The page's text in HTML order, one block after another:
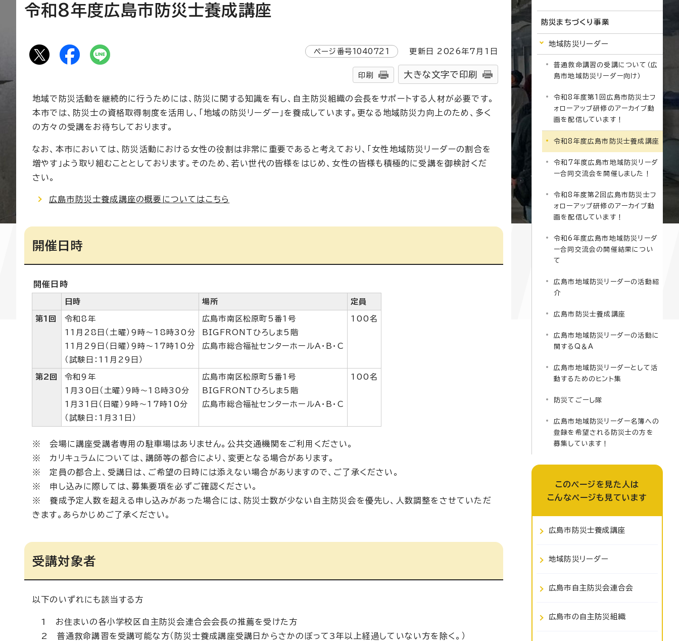
令和8年度広島市防災士養成講座
ページ番号1040721 更新日 2026年7月1日
印刷 大きな文字で印刷
地域で防災活動を継続的に行うためには、防災に関する知識を有し、自主防災組織の会長をサポートする人材が必要です。
本市では、防災士の資格取得制度を活用し、「地域の防災リーダー」を養成しています。更なる地域防災力向上のため、多く
の方々の受講をお待ちしております。
なお、本市においては、防災活動における女性の役割は非常に重要であると考えており、「女性地域防災リーダーの割合を
増やす」よう取り組むこととしております。そのため、若い世代の皆様をはじめ、女性の皆様も積極的に受講を御検討くだ
さい。
広島市防災士養成講座の概要についてはこちら
開催日時
開催日時
日時 場所 定員
第1回
令和8年
11月28日（土曜）9時～18時30分
11月29日（日曜）9時～17時10分
（試験日：11月29日）
広島市南区松原町5番1号
BIGFRONTひろしま5階
広島市総合福祉センターホールA・B・C
100名
第2回
令和9年
1月30日（土曜）9時～18時30分
1月31日（日曜）9時～17時10分
（試験日：1月31日）
広島市南区松原町5番1号
BIGFRONTひろしま5階
広島市総合福祉センターホールA・B・C
100名
※ 会場に講座受講者専用の駐車場はありません。公共交通機関をご利用ください。
※ カリキュラムについては、講師等の都合により、変更となる場合があります。
※ 定員の都合上、受講日は、ご希望の日時には添えない場合がありますので、ご了承ください。
※ 申し込みに際しては、募集要項を必ずご確認ください。
※ 養成予定人数を超える申し込みがあった場合には、防災士数が少ない自主防災会を優先し、人数調整をさせていただ
きます。あらかじめご了承ください。
受講対象者
以下のいずれにも該当する方
1 お住まいの各小学校区自主防災会連合会会長の推薦を受けた方
2 普通救命講習を受講可能な方（防災士養成講座受講日からさかのぼって3年以上経過していない方を除く。）
防災まちづくり事業
地域防災リーダー
普通救命講習の受講について（広
島市地域防災リーダー向け）
令和8年度第1回広島市防災士フ
ォローアップ研修のアーカイブ動
画を配信しています！
令和8年度広島市防災士養成講座
令和7年度広島市地域防災リーダ
ー合同交流会を開催しました！
令和8年度第2回広島市防災士フ
ォローアップ研修のアーカイブ動
画を配信しています！
令和6年度広島市地域防災リーダ
ー合同交流会の開催結果につい
て
広島市地域防災リーダーの活動紹
介
広島市防災士養成講座
広島市地域防災リーダーの活動に
関するQ＆A
広島市地域防災リーダーとして活
動するためのヒント集
防災てごーし隊
広島市地域防災リーダー名簿への
登録を希望される防災士の方を
募集しています！
このページを見た人は
こんなページも見ています
広島市防災士養成講座
地域防災リーダー
広島市自主防災会連合会
広島市の自主防災組織